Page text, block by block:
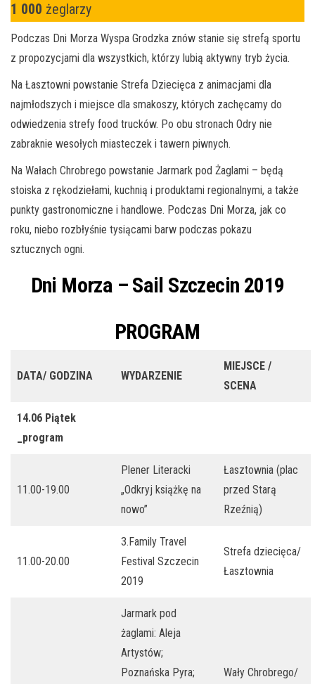
1 000 żeglarzy
Podczas Dni Morza Wyspa Grodzka znów stanie się strefą sportu
z propozycjami dla wszystkich, którzy lubią aktywny tryb życia.
Na Łasztowni powstanie Strefa Dziecięca z animacjami dla
najmłodszych i miejsce dla smakoszy, których zachęcamy do
odwiedzenia strefy food trucków. Po obu stronach Odry nie
zabraknie wesołych miasteczek i tawern piwnych.
Na Wałach Chrobrego powstanie Jarmark pod Żaglami – będą
stoiska z rękodziełami, kuchnią i produktami regionalnymi, a także
punkty gastronomiczne i handlowe. Podczas Dni Morza, jak co
roku, niebo rozbłyśnie tysiącami barw podczas pokazu
sztucznych ogni.
Dni Morza – Sail Szczecin 2019
PROGRAM
DATA/ GODZINA WYDARZENIE
MIEJSCE /
SCENA
14.06 Piątek
_program
11.00-19.00
Plener Literacki
„Odkryj książkę na
nowo”
Łasztownia (plac
przed Starą
Rzeźnią)
11.00-20.00
3.Family Travel
Festival Szczecin
2019
Strefa dziecięca/
Łasztownia
Jarmark pod
żaglami: Aleja
Artystów;
Poznańska Pyra;
Wały Chrobrego/